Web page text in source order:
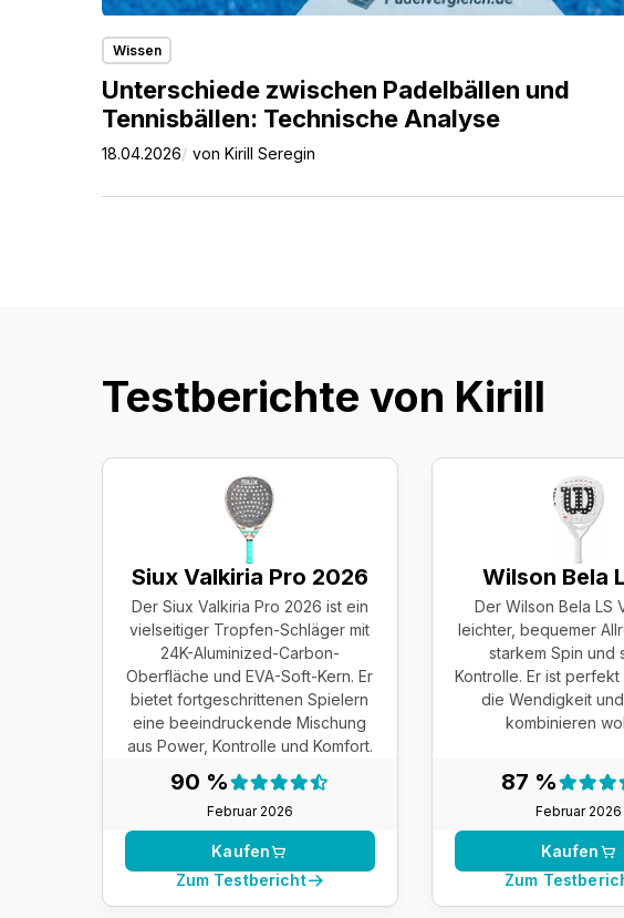
Wissen
Unterschiede zwischen Padelbällen und
Tennisbällen: Technische Analyse
18.04.2026 von Kirill Seregin
Testberichte von Kirill
Siux Valkiria Pro 2026
Der Siux Valkiria Pro 2026 ist ein
vielseitiger Tropfen-Schläger mit
24K-Aluminized-Carbon-
Oberfläche und EVA-Soft-Kern. Er
bietet fortgeschrittenen Spielern
eine beeindruckende Mischung
aus Power, Kontrolle und Komfort.
90 %
Februar 2026
Testergebnis:
90 %
Kaufen
Zum Testbericht
Wilson Bela
Der Wilson Bela LS
leichter, bequemer
starkem Spin und
Kontrolle. Er ist perfekt
die Wendigkeit
kombinieren
87 %
Februar 2026
87 %
Kaufen
Zum